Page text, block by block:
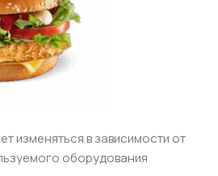
изменяться в зависимости от
оборудования